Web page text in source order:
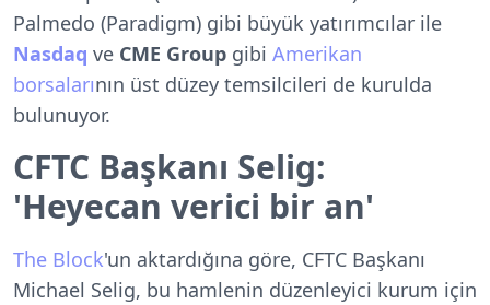
Palmedo (Paradigm) gibi büyük yatırımcılar ile
Nasdaq ve CME Group gibi Amerikan
borsalarının üst düzey temsilcileri de kurulda
bulunuyor.
CFTC Başkanı Selig:
'Heyecan verici bir an'
The Block'un aktardığına göre, CFTC Başkanı
Michael Selig, bu hamlenin düzenleyici kurum için